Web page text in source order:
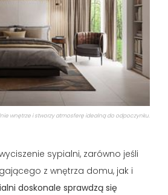
wnętrze i stworzy atmosferę idealną do odpoczynku.
sypialni, zarówno jeśli
z wnętrza domu, jak i
doskonale sprawdzą się